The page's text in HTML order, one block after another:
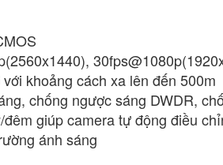
khoảng cách xa lên đến 500m
chống ngược sáng DWDR,
giúp camera tự động điều
ánh sáng